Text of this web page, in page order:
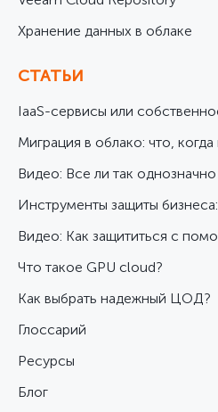
Хранение данных в облаке
СТАТЬИ
IaaS-сервисы или
Миграция в облако: что, когда
Видео: Все ли так
Инструменты защиты
Видео: Как защититься с
Что такое GPU cloud?
Как выбрать надежный ЦОД?
Глоссарий
Ресурсы
Блог